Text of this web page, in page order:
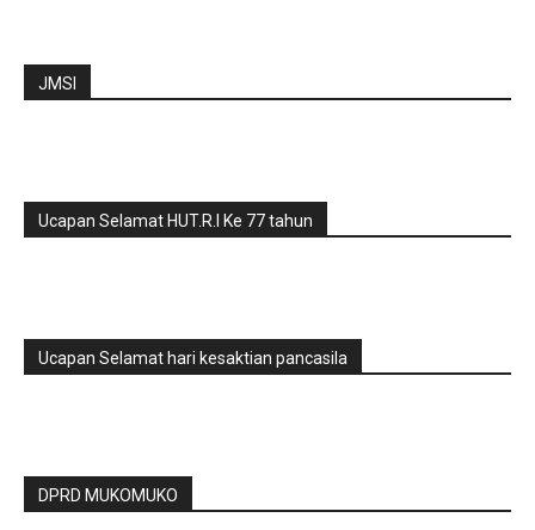
JMSI
Ucapan Selamat HUT.R.I Ke 77 tahun
Ucapan Selamat hari kesaktian pancasila
DPRD MUKOMUKO